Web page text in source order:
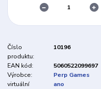
Číslo
produktu:
10196
EAN kód:
5060522099697
Výrobce:
Perp Games
virtuální
ano